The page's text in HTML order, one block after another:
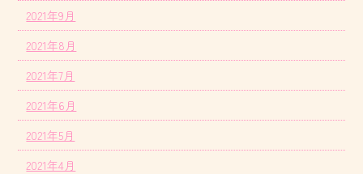
2021年9月
2021年8月
2021年7月
2021年6月
2021年5月
2021年4月